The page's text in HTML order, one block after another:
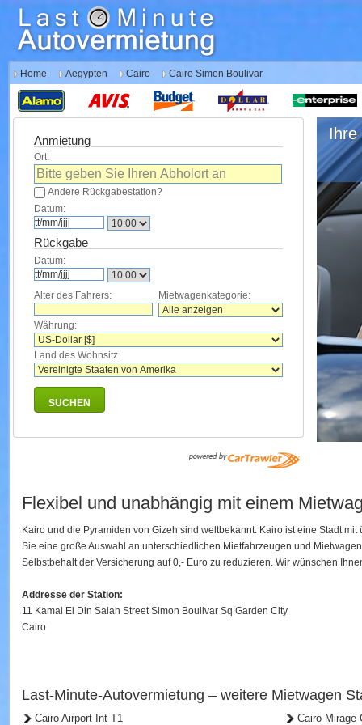
Home Aegypten Cairo Cairo Simon Boulivar
Anmietung
Ort:
Andere Rückgabestation?
Datum:
Rückgabe
Datum:
Alter des Fahrers: Mietwagenkategorie:
Währung:
Land des Wohnsitz
SUCHEN
Ihre
Flexibel und unabhängig mit einem
Kairo und die Pyramiden von Gizeh sind weltbekannt. Kairo ist eine Stadt
Sie eine große Auswahl an unterschiedlichen Mietfahrzeugen und
Selbstbehalt der Versicherung auf 0,- Euro zu reduzieren. Wir wünschen
Addresse der Station:
11 Kamal El Din Salah Street Simon Boulivar Sq Garden City
Cairo
Last-Minute-Autovermietung – weitere Mietwagen
Cairo Airport Int T1
Cairo Mirage